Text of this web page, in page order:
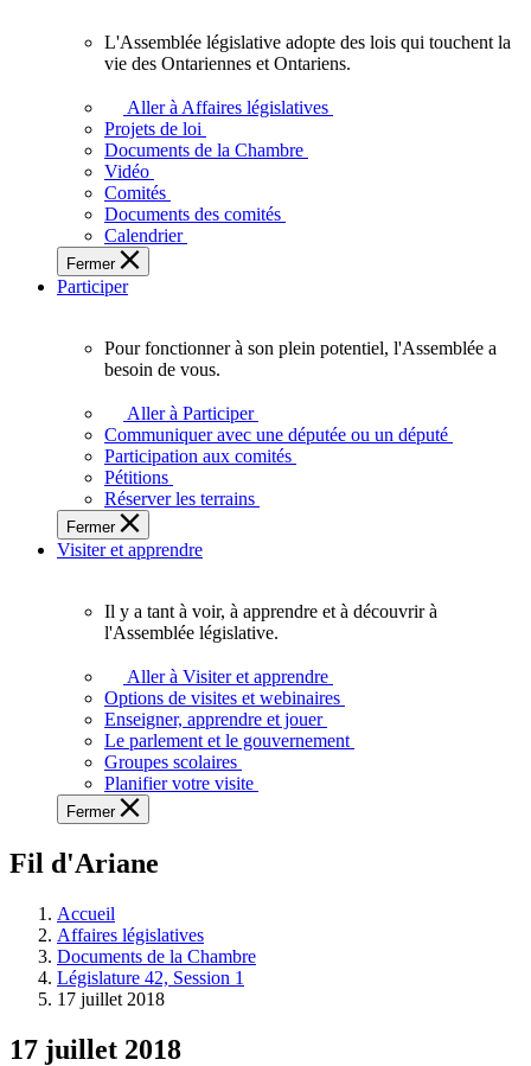
l'Ontario.
L'Assemblée
adopte
touchent
des
Ontariennes
et
L'Assemblée législative adopte des lois qui touchent la
vie des Ontariennes et Ontariens.
Aller à Affaires législatives
Projets de loi
Documents de la Chambre
Vidéo
Comités
Documents des comités
Calendrier
Fermer
Participer
plein
potentiel,
l'Assemblée
a
besoin
de
Pour fonctionner à son plein potentiel, l'Assemblée a
besoin de vous.
Aller à Participer
Communiquer avec une députée ou un député
Participation aux comités
Pétitions
Réserver les terrains
Fermer
Visiter et apprendre
voir,
apprendre
et
à
à
législative.
Il y a tant à voir, à apprendre et à découvrir à
l'Assemblée législative.
Aller à Visiter et apprendre
Options de visites et webinaires
Enseigner, apprendre et jouer
Le parlement et le gouvernement
Groupes scolaires
Planifier votre visite
Fermer
Fil d'Ariane
Accueil
Affaires législatives
Documents de la Chambre
Législature 42, Session 1
17 juillet 2018
17 juillet 2018